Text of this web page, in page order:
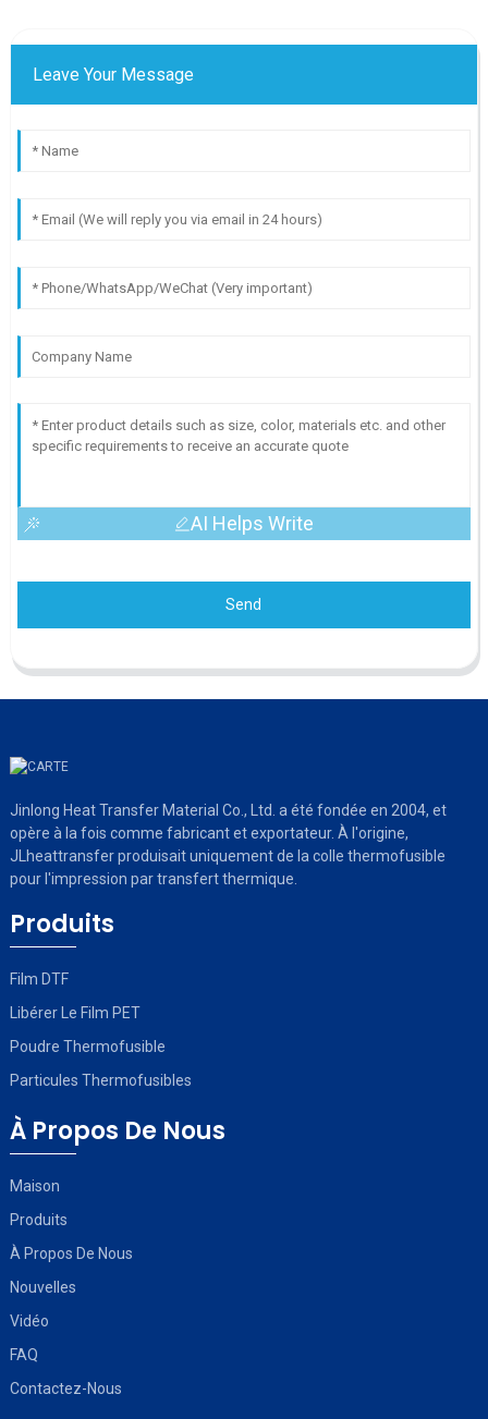
Leave Your Message
AI Helps Write
Send
Jinlong Heat Transfer Material Co., Ltd. a été fondée en 2004, et
opère à la fois comme fabricant et exportateur. À l'origine,
JLheattransfer produisait uniquement de la colle thermofusible
pour l'impression par transfert thermique.
Produits
Film DTF
Libérer Le Film PET
Poudre Thermofusible
Particules Thermofusibles
À Propos De Nous
Maison
Produits
À Propos De Nous
Nouvelles
Vidéo
FAQ
Contactez-Nous